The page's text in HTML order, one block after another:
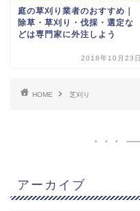
庭の草刈り業者のおすすめ｜
除草・草刈り・伐採・選定な
どは専門家に外注しよう
2018年10月23日
HOME 芝刈り
アーカイブ